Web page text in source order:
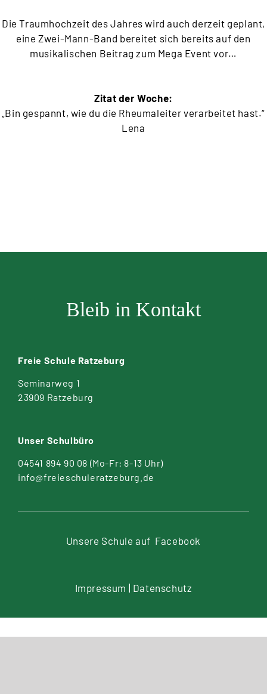
Die Traumhochzeit des Jahres wird auch derzeit geplant,
eine Zwei-Mann-Band bereitet sich bereits auf den
musikalischen Beitrag zum Mega Event vor…
Zitat der Woche:
„Bin gespannt, wie du die Rheumaleiter verarbeitet hast.“
Lena
Bleib in Kontakt
Freie Schule Ratzeburg
Seminarweg 1
23909 Ratzeburg
Unser Schulbüro
04541 894 90 08 (Mo-Fr: 8-13 Uhr)
info@freieschuleratzeburg.de
Unsere Schule auf Facebook
Impressum | Datenschutz